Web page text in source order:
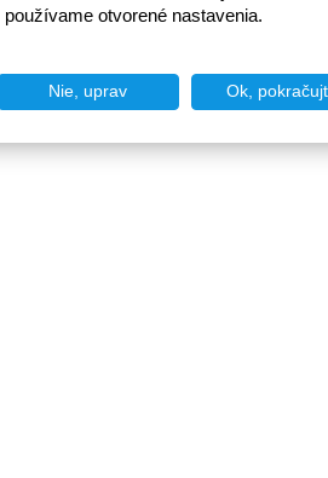
otvorené nastavenia.
Nie, uprav Ok,